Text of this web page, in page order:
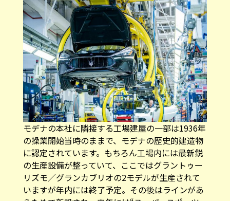
モデナの本社に隣接する工場建屋の一部は1936年
の操業開始当時のままで、モデナの歴史的建造物
に認定されています。もちろん工場内には最新鋭
の生産設備が整っていて、ここではグラントゥー
リズモ／グランカブリオの2モデルが生産されて
いますが年内には終了予定。その後はラインがあ